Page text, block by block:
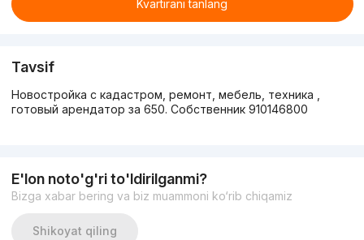
Kvartirani tanlang
Tavsif
Новостройка с кадастром, ремонт, мебель, техника ,
готовый арендатор за 650. Собственник 910146800
E'lon noto'g'ri to'ldirilganmi?
Bizga xabar bering va biz muammoni ko‘rib chiqamiz
Shikoyat qiling